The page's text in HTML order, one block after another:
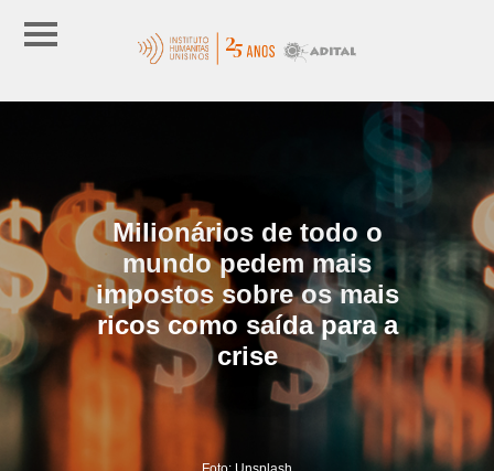
Milionários de todo o
mundo pedem mais
impostos sobre os mais
ricos como saída para a
crise